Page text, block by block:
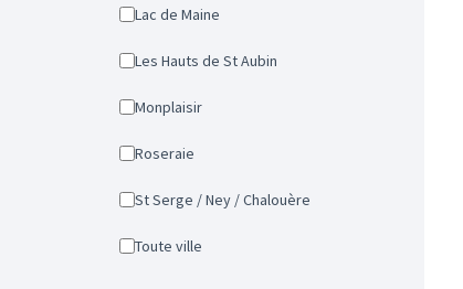
Lac de Maine
Les Hauts de St Aubin
Monplaisir
Roseraie
St Serge / Ney / Chalouère
Toute ville